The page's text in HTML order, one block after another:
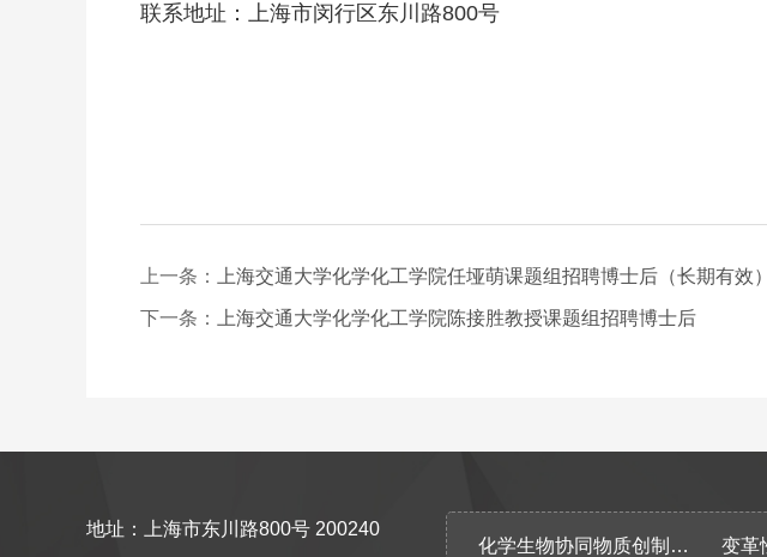
联系地址：上海市闵行区东川路800号
上一条： 上海交通大学化学化工学院任垭萌课题组招聘博士后（长期有效）
下一条： 上海交通大学化学化工学院陈接胜教授课题组招聘博士后
地址：上海市东川路800号 200240
化学生物协同物质创制全国重点实验室
变革